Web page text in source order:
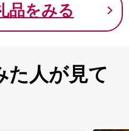
品をみる
た人が見て